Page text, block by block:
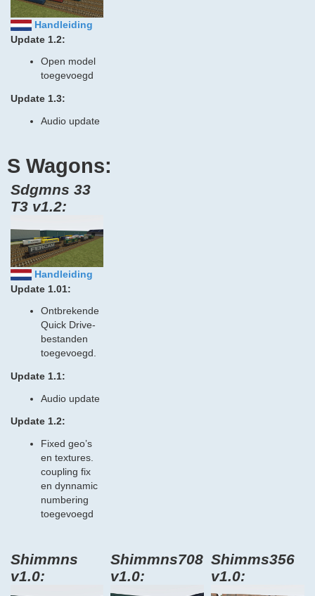
Handleiding
Update 1.2:
Open model
toegevoegd
Update 1.3:
Audio update
S Wagons:
Sdgmns 33
T3 v1.2:
Handleiding
Update 1.01:
Ontbrekende
Quick Drive-
bestanden
toegevoegd.
Update 1.1:
Audio update
Update 1.2:
Fixed geo’s
en textures.
coupling fix
en dynnamic
numbering
toegevoegd
Shimmns
v1.0:
Shimmns708
v1.0:
Shimms356
v1.0: